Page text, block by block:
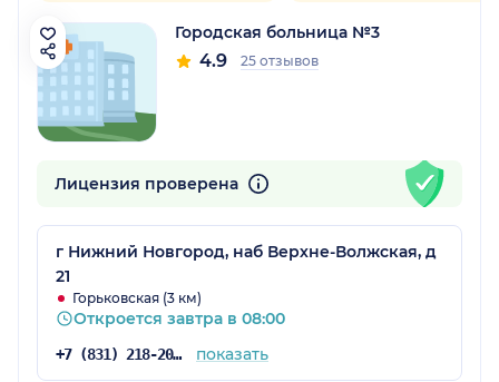
Городская больница №3
4.9 25 отзывов
Лицензия проверена
г Нижний Новгород, наб Верхне-Волжская, д
21
Горьковская (3 км)
Откроется завтра в 08:00
+7 (831) 218-20-50 показать